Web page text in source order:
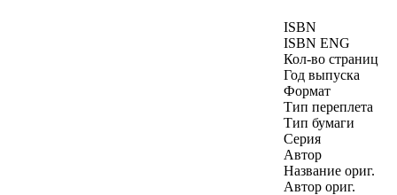
ISBN
ISBN ENG
Кол-во страниц
Год выпуска
Формат
Тип переплета
Тип бумаги
Серия
Автор
Название ориг.
Автор ориг.